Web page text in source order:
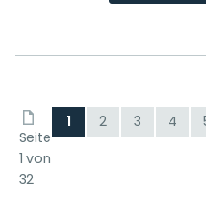
Seite
1 von
32
1 2 3 4